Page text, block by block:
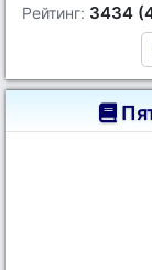
Рейтинг: 3434